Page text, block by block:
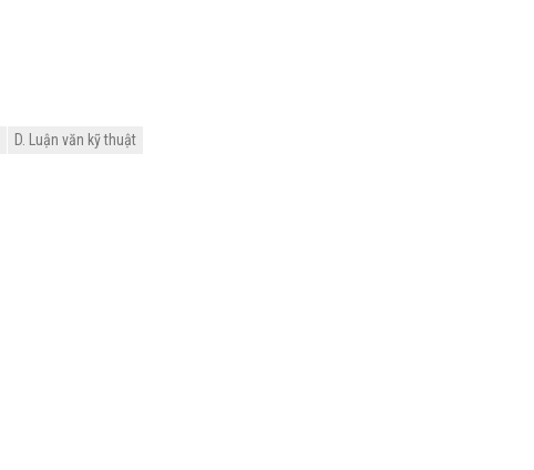
D. Luận văn kỹ thuật